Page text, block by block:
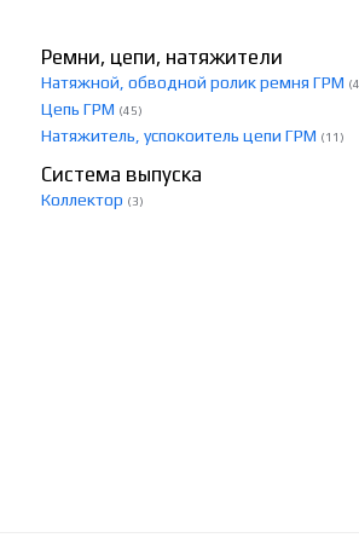
Ремни, цепи, натяжители
Натяжной, обводной ролик ремня ГРМ
Цепь ГРМ (45)
Натяжитель, успокоитель цепи ГРМ (11)
Система выпуска
Коллектор (3)